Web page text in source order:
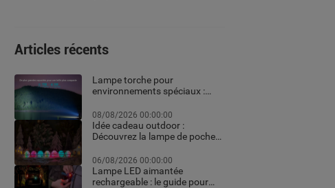
Articles récents
Lampe torche pour
environnements spéciaux :
professionnels extrêmes
08/08/2026 00:00:00
Idée cadeau outdoor :
Découvrez la lampe de poche
équipements high-tech pour
Noël
06/08/2026 00:00:00
Lampe LED aimantée
rechargeable : le guide pour